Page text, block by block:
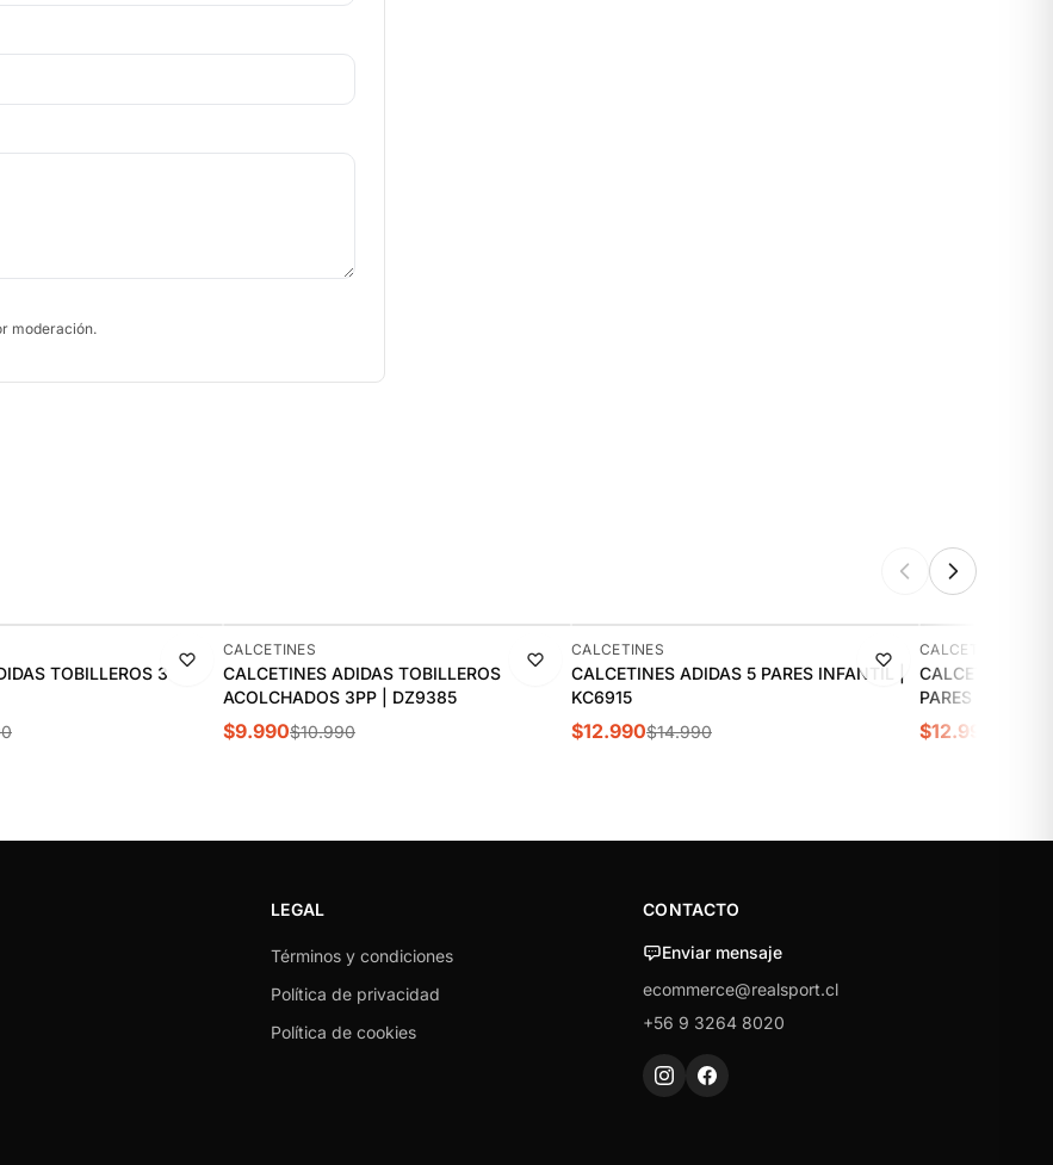
moderación.
TOBILLEROS 3
-9%
CALCETINES
CALCETINES ADIDAS TOBILLEROS
ACOLCHADOS 3PP | DZ9385
$9.990$10.990
-13%
CALCETINES
CALCETINES ADIDAS 5 PARES INFANTIL |
KC6915
$12.990$14.990
-13%
CALCETINES
CALCETINES
PARES | KC9631
$12.990
LEGAL
Términos y condiciones
Política de privacidad
Política de cookies
CONTACTO
Enviar mensaje
ecommerce@realsport.cl
+56 9 3264 8020